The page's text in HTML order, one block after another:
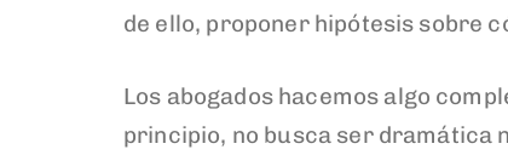
de ello, proponer hipótesis sobre
Los abogados hacemos algo
principio, no busca ser dramática